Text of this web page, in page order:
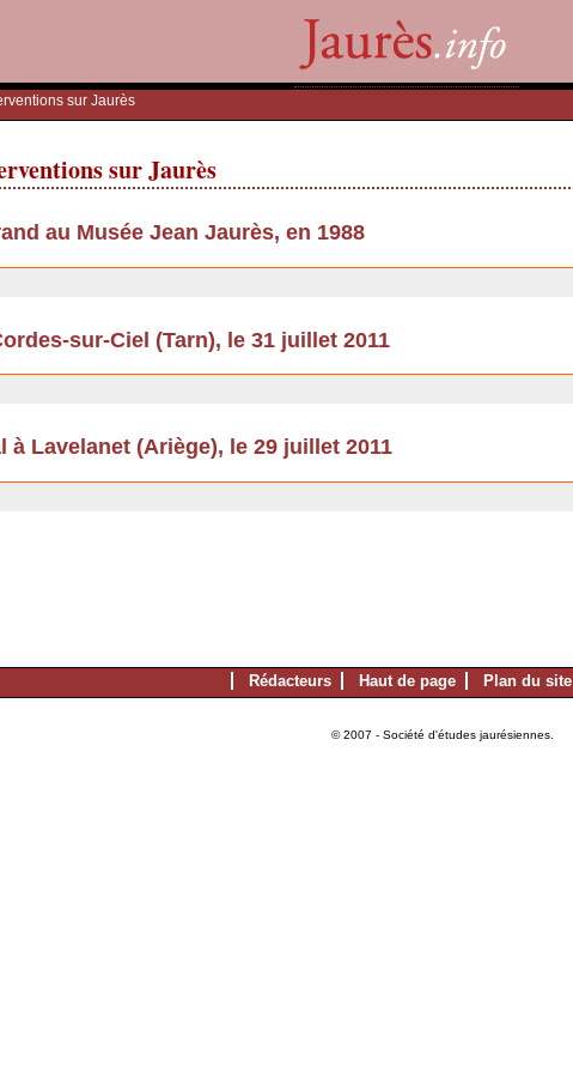
sur Jaurès
sur Jaurès
au Musée Jean Jaurès, en 1988
sur-Ciel (Tarn), le 31 juillet 2011
à Lavelanet (Ariège), le 29 juillet 2011
Rédacteurs Haut de page Plan du site
© 2007 - Société d'études jaurésiennes.